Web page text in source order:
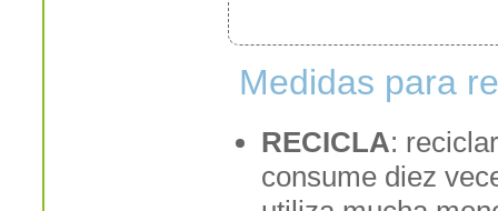
Medidas para
RECICLA:
consume diez